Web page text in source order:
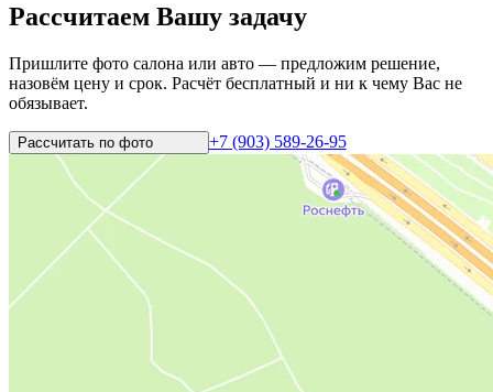
Рассчитаем Вашу задачу
Пришлите фото салона или авто — предложим решение,
назовём цену и срок. Расчёт бесплатный и ни к чему Вас не
обязывает.
Рассчитать по фото +7 (903) 589-26-95